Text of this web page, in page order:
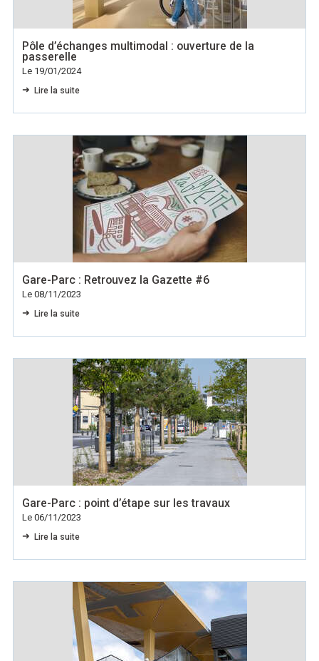
Pôle d’échanges multimodal : ouverture de la
passerelle
Le 19/01/2024
Lire la suite
Gare-Parc : Retrouvez la Gazette #6
Le 08/11/2023
Lire la suite
Gare-Parc : point d’étape sur les travaux
Le 06/11/2023
Lire la suite